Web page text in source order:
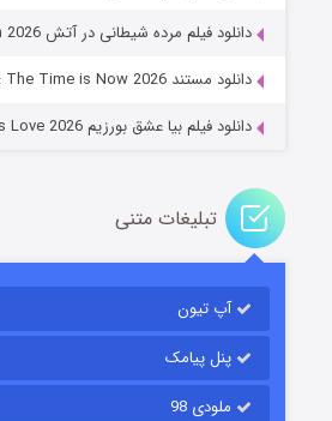
باب اسفنجی فصل ۱۷
قسمت۶ (زیرنویس)
دانلود فیلم مرده شیطانی در آتش Evil Dead Burn 2026
دانلود مستند Bukayo Saka: The Time is Now 2026
دانلود فیلم بیا عشق بورزیم Let’s Love 2026
تبلیغات متنی
آپ تیون
پنل پیامک
ملودی 98